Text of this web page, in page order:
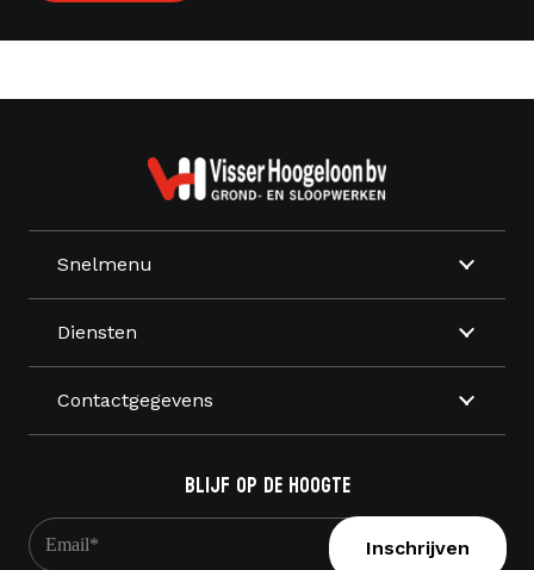
Snelmenu
Diensten
Contactgegevens
Blijf op de hoogte
E-
mailadres